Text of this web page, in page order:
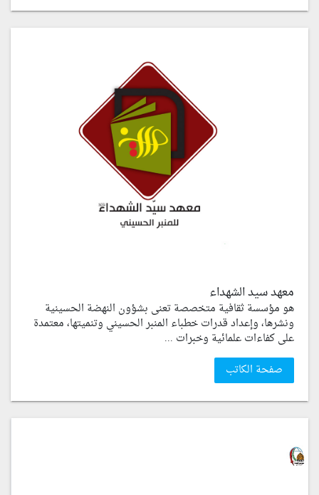
معهد سيد الشهداء
هو مؤسسة ثقافية متخصصة تعنى بشؤون النهضة الحسينية
ونشرها، وإعداد قدرات خطباء المنبر الحسيني وتنميتها، معتمدة
على كفاءات علمائية وخبرات ...
صفحة الكاتب